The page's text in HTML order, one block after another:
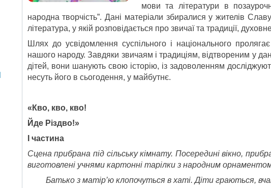
мови та літератури в
народна творчість”. Дані матеріали збиралися у жителів
література, у якій розповідається про звичаї та традиції,
Шлях до усвідомлення суспільного і національного
нашого народу. Завдяки звичаям і традиціям, відтвореним у
дітей, вони шанують свою історію, із задоволенням
несуть його в сьогодення, у майбутнє.
«Кво, кво, кво!
Йде Різдво!»
І частина
Сцена прибрана під сільську кімнату. Посередині вікно,
виготовлені учнями картонні тарілки з народним
Батько з матір’ю клопочуться в хаті. Діти граються,